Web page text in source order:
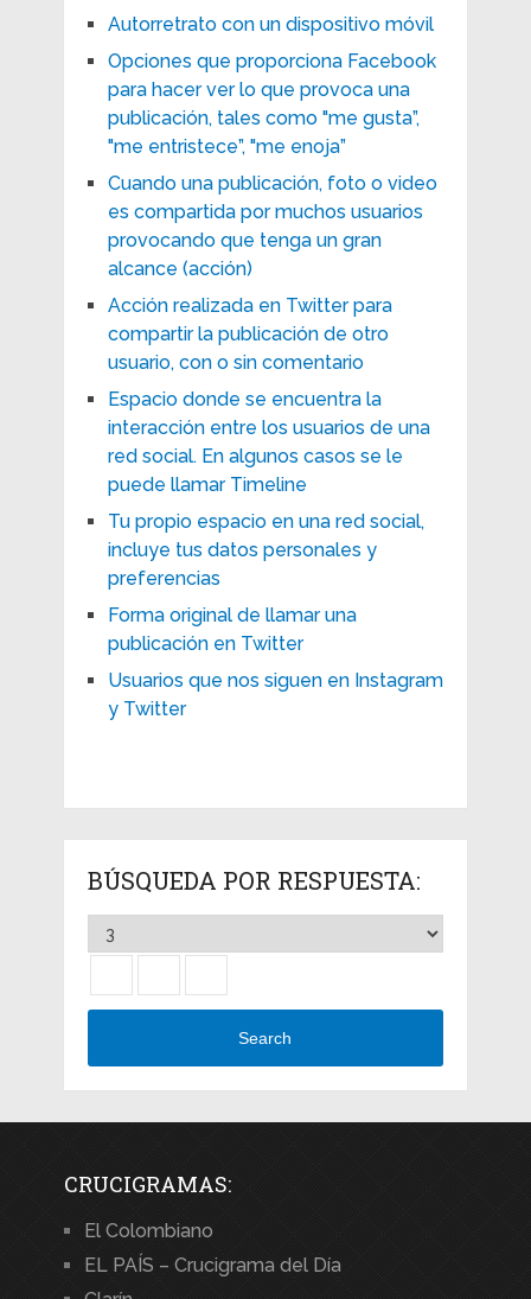
Autorretrato con un dispositivo móvil
Opciones que proporciona Facebook
para hacer ver lo que provoca una
publicación, tales como "me gusta”,
"me entristece”, "me enoja”
Cuando una publicación, foto o video
es compartida por muchos usuarios
provocando que tenga un gran
alcance (acción)
Acción realizada en Twitter para
compartir la publicación de otro
usuario, con o sin comentario
Espacio donde se encuentra la
interacción entre los usuarios de una
red social. En algunos casos se le
puede llamar Timeline
Tu propio espacio en una red social,
incluye tus datos personales y
preferencias
Forma original de llamar una
publicación en Twitter
Usuarios que nos siguen en Instagram
y Twitter
BÚSQUEDA POR RESPUESTA:
Search
CRUCIGRAMAS:
El Colombiano
EL PAÍS – Crucigrama del Día